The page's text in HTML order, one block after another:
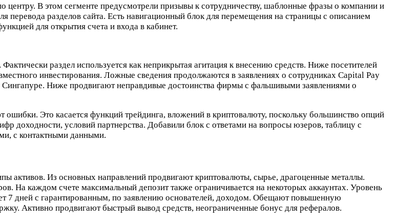
В этом сегменте предусмотрели призывы к сотрудничеству, шаблонные фразы о компании и
перевода разделов сайта. Есть навигационный блок для перемещения на страницы с описанием
для открытия счета и входа в кабинет.
раздел используется как неприкрытая агитация к внесению средств. Ниже посетителей
инвестирования. Ложные сведения продолжаются в заявлениях о сотрудниках Capital Pay
Ниже продвигают неправдивые достоинства фирмы с фальшивыми заявлениями о
Это касается функций трейдинга, вложений в криптовалюту, поскольку большинство опций
доходности, условий партнерства. Добавили блок с ответами на вопросы юзеров, таблицу с
с контактными данными.
активов. Из основных направлений продвигают криптовалюты, сырье, драгоценные металлы.
На каждом счете максимальный депозит также ограничивается на некоторых аккаунтах. Уровень
7 дней с гарантированным, по заявлению основателей, доходом. Обещают повышенную
Активно продвигают быстрый вывод средств, неограниченные бонус для рефералов.